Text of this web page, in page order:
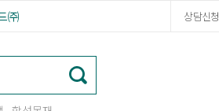
㈜ 상담신청